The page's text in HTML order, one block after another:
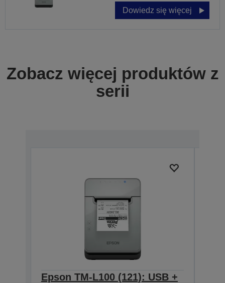
Dowiedz się więcej
Zobacz więcej produktów z
serii
Epson TM-L100 (121): USB +